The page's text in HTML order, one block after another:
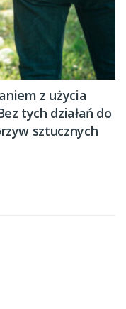
z użycia
tych działań do
sztucznych